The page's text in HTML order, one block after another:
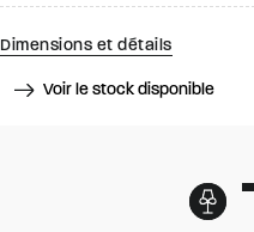
Dimensions et détails
Voir le stock disponible